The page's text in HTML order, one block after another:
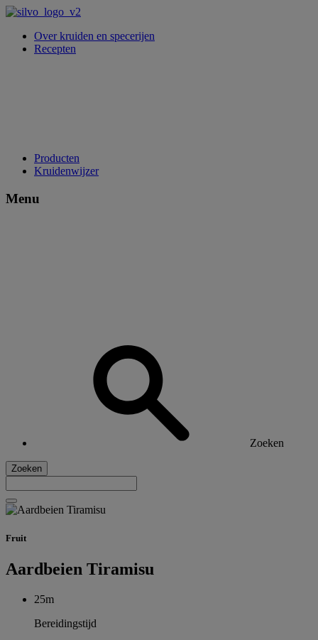
Over kruiden en specerijen
Recepten
Producten
Kruidenwijzer
Menu
Zoeken
Zoeken
Fruit
Aardbeien Tiramisu
25m
Bereidingstijd